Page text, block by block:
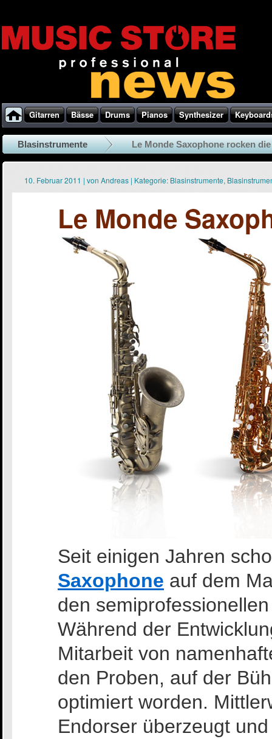
Gitarren Bässe Drums Pianos Synthesizer
Blasinstrumente Le Monde Saxophone rocken
10. Februar 2011 | von Andreas | Kategorie: Blasinstrumente,
Le Monde
Seit einigen Jahren
Saxophone auf dem
den
Während der
Mitarbeit von
den Proben, auf der
optimiert worden.
Endorser überzeugt